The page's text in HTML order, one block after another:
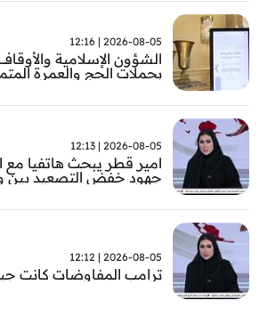
2026-08-05 | 12:16
الشؤون الإسلامية
بحملات الحج والعمرة
2026-08-05 | 12:13
جهود خفض التصعيد بين واشنطن وايران
2026-08-05 | 12:12
ترامب المفاوضات كانت